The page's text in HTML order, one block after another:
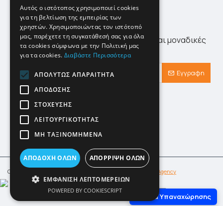
Newsletter
Λάβετε πρώτοι τα τελευταία νέα αλλά και μοναδικές
προσφορές αποκλειστικά για εσάς!
Εγγραφη
Έχω διαβάσει και αποδέχομαι τους
Προστασία Προσωπικών Δεδομένων
Copyright © klimafot.com. Designed & Developed by IMBnet Agency
Φόρμα Υπαναχώρησης
Αυτός ο ιστότοπος χρησιμοποιεί cookies
για τη βελτίωση της εμπειρίας των
χρηστών. Χρησιμοποιώντας τον ιστότοπό
μας, παρέχετε τη συγκατάθεσή σας για όλα
τα cookies σύμφωνα με την Πολιτική μας
για τα cookies. Διαβάστε Περισσότερα
ΑΠΟΛΎΤΩΣ ΑΠΑΡΑΊΤΗΤΑ
ΑΠΌΔΟΣΗΣ
ΣΤΌΧΕΥΣΗΣ
ΛΕΙΤΟΥΡΓΙΚΌΤΗΤΑΣ
ΜΗ ΤΑΞΙΝΟΜΗΜΈΝΑ
ΑΠΟΔΟΧΉ ΌΛΩΝ ΑΠΌΡΡΙΨΗ ΌΛΩΝ
ΕΜΦΆΝΙΣΗ ΛΕΠΤΟΜΕΡΕΙΏΝ
POWERED BY COOKIESCRIPT